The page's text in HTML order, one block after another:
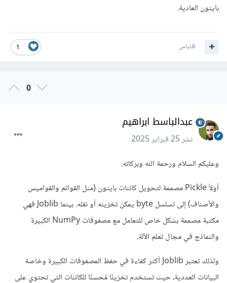
بايثون العادية.
1 اقتباس
0
عبدالباسط ابراهيم
نشر25 فبراير 2025
وعليكم السلام ورحمة الله وبركاته.
أولاً Pickle مصممة لتحويل كائنات بايثون (مثل القوائم والقواميس
والأصناف) إلى تسلسل byte يمكن تخزينه أو نقله. بينما Joblib فهي
مكتبة مصممة بشكل خاص للتعامل مع مصفوفات NumPy الكبيرة
والنماذج في مجال تعلم الآلة.
ولذلك تعتبر Joblib أكثر كفاءة في حفظ المصفوفات الكبيرة وخاصة
البيانات العددية، حيث تستخدم تخزينًا مُحسنًا للكائنات التي تحتوي على